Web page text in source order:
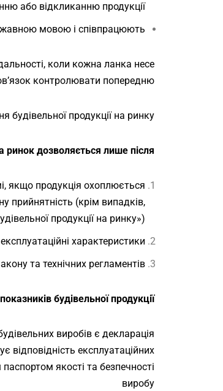
або відкликанню продукції.
мовою і співпрацюють.
коли кожна ланка несе
контролювати попередню.
продукції на ринку».
ринок дозволяється лише після :
якщо продукція охоплюється
прийнятність (крім випадків,
продукції на ринку»);
характеристики;
та технічних регламентів.
будівельної продукції
виробів є декларація
відповідність експлуатаційних
якості та безпечності
виробу